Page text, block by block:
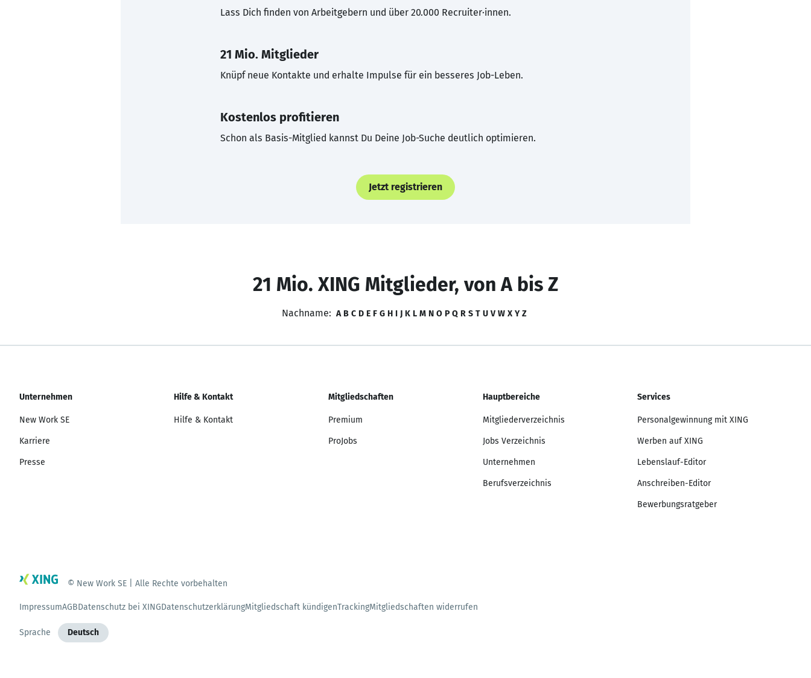
Lass Dich finden von Arbeitgebern und über 20.000 Recruiter·innen.
21 Mio. Mitglieder
Knüpf neue Kontakte und erhalte Impulse für ein besseres Job-Leben.
Kostenlos profitieren
Schon als Basis-Mitglied kannst Du Deine Job-Suche deutlich optimieren.
Jetzt registrieren
21 Mio. XING Mitglieder, von A bis Z
Nachname: A B C D E F G H I J K L M N O P Q R S T U V W X Y Z
Unternehmen
New Work SE
Karriere
Presse
Hilfe & Kontakt
Hilfe & Kontakt
Mitgliedschaften
Premium
ProJobs
Hauptbereiche
Mitgliederverzeichnis
Jobs Verzeichnis
Unternehmen
Berufsverzeichnis
Services
Personalgewinnung mit XING
Werben auf XING
Lebenslauf-Editor
Anschreiben-Editor
Bewerbungsratgeber
© New Work SE | Alle Rechte vorbehalten
ImpressumAGBDatenschutz bei XINGDatenschutzerklärungMitgliedschaft kündigenTrackingMitgliedschaften widerrufen
Sprache Deutsch